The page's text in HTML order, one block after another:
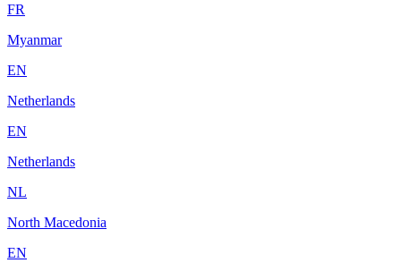
FR
Myanmar
EN
Netherlands
EN
Netherlands
NL
North Macedonia
EN